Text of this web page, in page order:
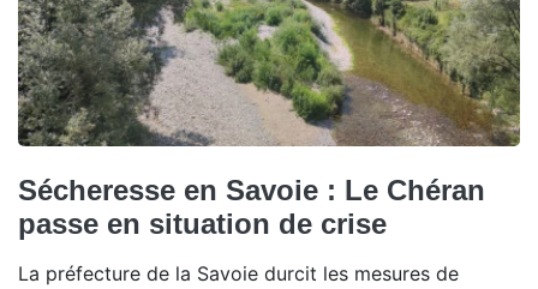
Sécheresse en Savoie : Le Chéran
passe en situation de crise
La préfecture de la Savoie durcit les mesures de